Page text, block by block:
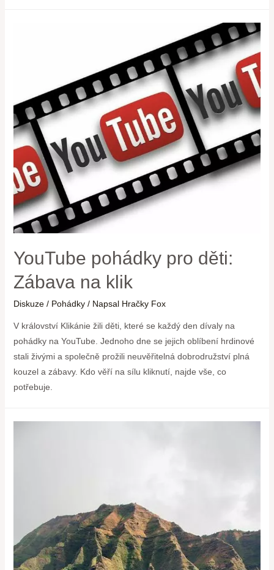
YouTube pohádky pro děti:
Zábava na klik
Diskuze / Pohádky/ Napsal Hračky Fox
V království Klikánie žili děti, které se každý den dívaly na
pohádky na YouTube. Jednoho dne se jejich oblíbení hrdinové
stali živými a společně prožili neuvěřitelná dobrodružství plná
kouzel a zábavy. Kdo věří na sílu kliknutí, najde vše, co
potřebuje.